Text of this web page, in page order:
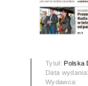
Tytuł:Polska
Data
Wydawca: